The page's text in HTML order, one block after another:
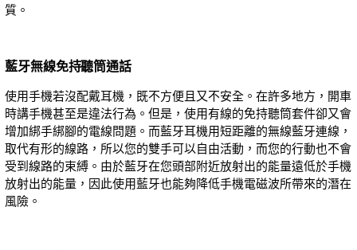
質。
藍牙無線免持聽筒通話
使用手機若沒配戴耳機，既不方便且又不安全。在許多地方，開車
時講手機甚至是違法行為。但是，使用有線的免持聽筒套件卻又會
增加綁手綁腳的電線問題。而藍牙耳機用短距離的無線藍牙連線，
取代有形的線路，所以您的雙手可以自由活動，而您的行動也不會
受到線路的束縛。由於藍牙在您頭部附近放射出的能量遠低於手機
放射出的能量，因此使用藍牙也能夠降低手機電磁波所帶來的潛在
風險。